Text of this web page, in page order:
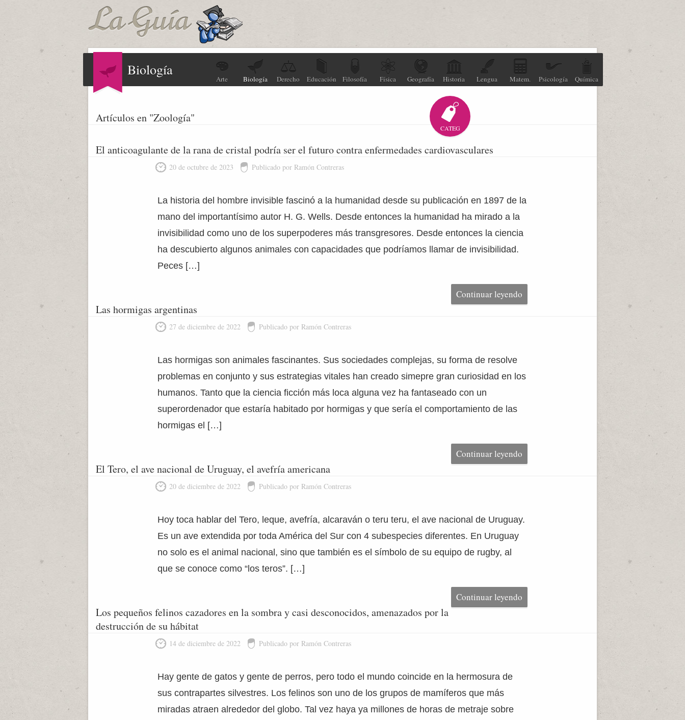
Biología
Arte Biología Derecho Educación Filosofía Física Geografía Historia Lengua Matem. Psicología Química
Artículos en "Zoología"
CATEG
El anticoagulante de la rana de cristal podría ser el futuro contra enfermedades cardiovasculares
20 de octubre de 2023 Publicado por Ramón Contreras
La historia del hombre invisible fascinó a la humanidad desde su publicación en 1897 de la
mano del importantísimo autor H. G. Wells. Desde entonces la humanidad ha mirado a la
invisibilidad como uno de los superpoderes más transgresores. Desde entonces la ciencia
ha descubierto algunos animales con capacidades que podríamos llamar de invisibilidad.
Peces […]
Continuar leyendo
Las hormigas argentinas
27 de diciembre de 2022 Publicado por Ramón Contreras
Las hormigas son animales fascinantes. Sus sociedades complejas, su forma de resolve
problemas en conjunto y sus estrategias vitales han creado simepre gran curiosidad en los
humanos. Tanto que la ciencia ficción más loca alguna vez ha fantaseado con un
superordenador que estaría habitado por hormigas y que sería el comportamiento de las
hormigas el […]
Continuar leyendo
El Tero, el ave nacional de Uruguay, el avefría americana
20 de diciembre de 2022 Publicado por Ramón Contreras
Hoy toca hablar del Tero, leque, avefría, alcaraván o teru teru, el ave nacional de Uruguay.
Es un ave extendida por toda América del Sur con 4 subespecies diferentes. En Uruguay
no solo es el animal nacional, sino que también es el símbolo de su equipo de rugby, al
que se conoce como “los teros”. […]
Continuar leyendo
Los pequeños felinos cazadores en la sombra y casi desconocidos, amenazados por la
destrucción de su hábitat
14 de diciembre de 2022 Publicado por Ramón Contreras
Hay gente de gatos y gente de perros, pero todo el mundo coincide en la hermosura de
sus contrapartes silvestres. Los felinos son uno de los grupos de mamíferos que más
miradas atraen alrededor del globo. Tal vez haya ya millones de horas de metraje sobre